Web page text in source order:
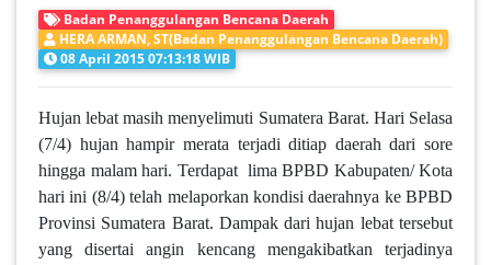
Badan Penanggulangan Bencana Daerah
HERA ARMAN, ST(Badan Penanggulangan Bencana Daerah)
08 April 2015 07:13:18 WIB
Hujan lebat masih menyelimuti Sumatera Barat. Hari Selasa
(7/4) hujan hampir merata terjadi ditiap daerah dari sore
hingga malam hari. Terdapat lima BPBD Kabupaten/ Kota
hari ini (8/4) telah melaporkan kondisi daerahnya ke BPBD
Provinsi Sumatera Barat. Dampak dari hujan lebat tersebut
yang disertai angin kencang mengakibatkan terjadinya